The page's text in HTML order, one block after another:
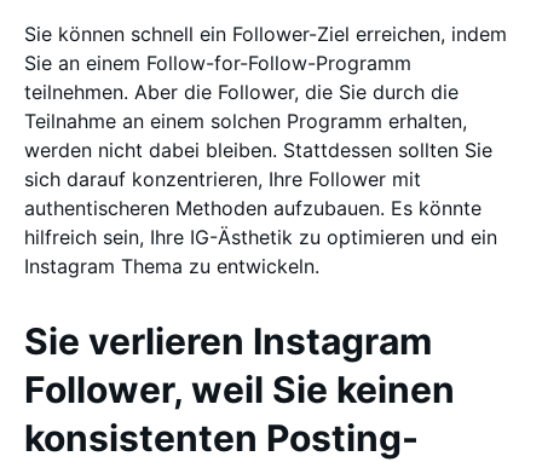
Sie können schnell ein Follower-Ziel erreichen, indem
Sie an einem Follow-for-Follow-Programm
teilnehmen. Aber die Follower, die Sie durch die
Teilnahme an einem solchen Programm erhalten,
werden nicht dabei bleiben. Stattdessen sollten Sie
sich darauf konzentrieren, Ihre Follower mit
authentischeren Methoden aufzubauen. Es könnte
hilfreich sein, Ihre IG-Ästhetik zu optimieren und ein
Instagram Thema zu entwickeln.
Sie verlieren Instagram
Follower, weil Sie keinen
konsistenten Posting-